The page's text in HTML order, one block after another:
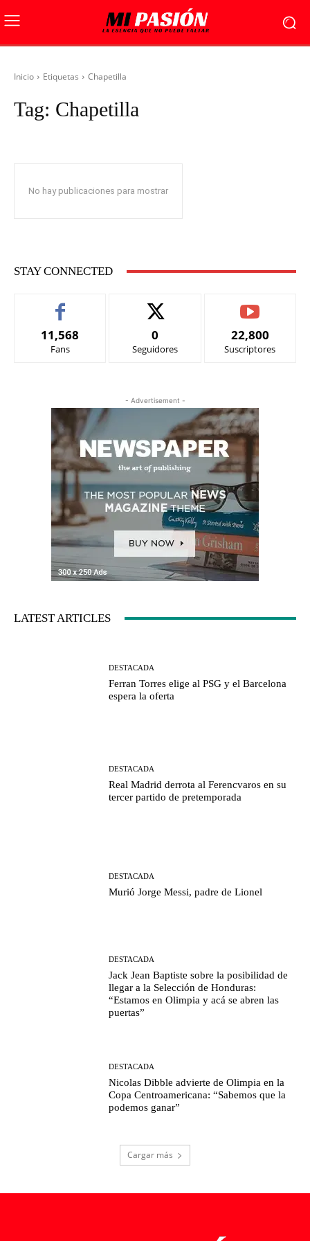
Inicio Etiquetas Chapetilla
Tag: Chapetilla
No hay publicaciones para mostrar
STAY CONNECTED
11,568
Fans
0
Seguidores
22,800
Suscriptores
- Advertisement -
LATEST ARTICLES
DESTACADA
Ferran Torres elige al PSG y el Barcelona
espera la oferta
DESTACADA
Real Madrid derrota al Ferencvaros en su
tercer partido de pretemporada
DESTACADA
Murió Jorge Messi, padre de Lionel
DESTACADA
Jack Jean Baptiste sobre la posibilidad de
llegar a la Selección de Honduras:
“Estamos en Olimpia y acá se abren las
puertas”
DESTACADA
Nicolas Dibble advierte de Olimpia en la
Copa Centroamericana: “Sabemos que la
podemos ganar”
Cargar más